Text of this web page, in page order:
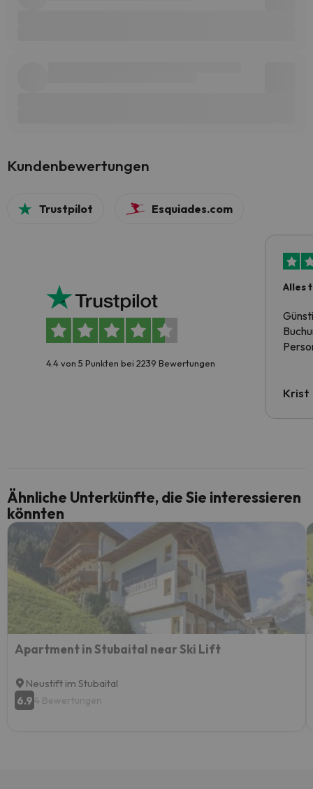
Kundenbewertungen
Trustpilot Esquiades.com
4.4 von 5 Punkten bei 2239 Bewertungen
Alles
Krist
Ähnliche Unterkünfte, die Sie interessieren
könnten
Apartment in Stubaital near Ski Lift
Neustift im Stubaital
6.94 Bewertungen